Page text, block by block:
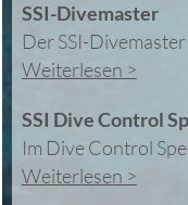
SSI-Divemaster
Der SSI-
Weiterlesen >
SSI Dive Control
Im Dive Control
Weiterlesen >